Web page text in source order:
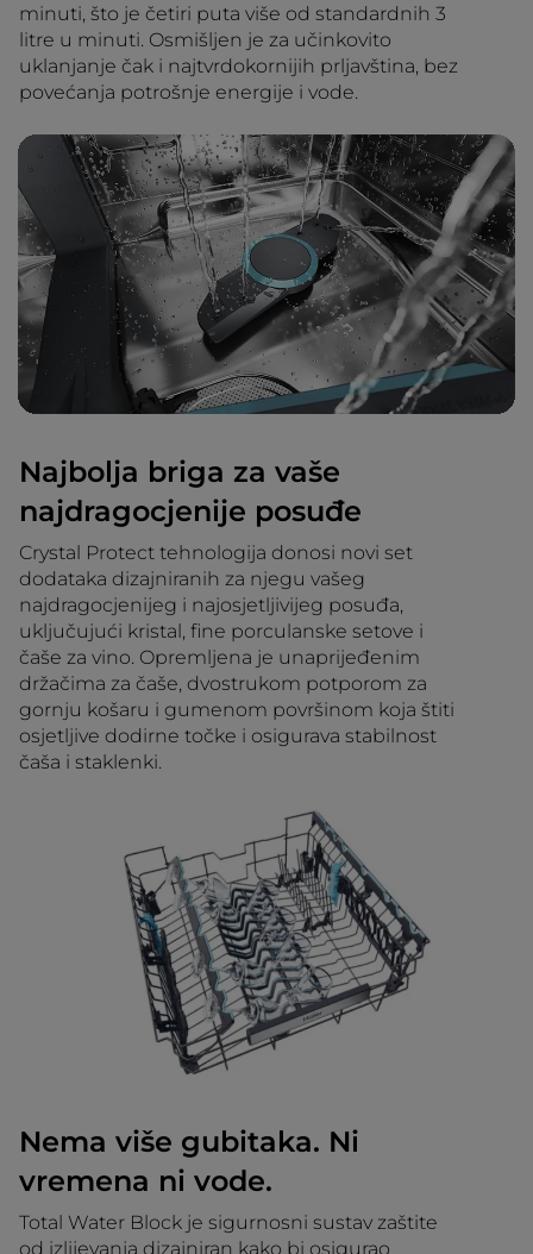
minuti, što je četiri puta više od standardnih 3
litre u minuti. Osmišljen je za učinkovito
uklanjanje čak i najtvrdokornijih prljavština, bez
povećanja potrošnje energije i vode.
Najbolja briga za vaše
najdragocjenije posuđe
Crystal Protect tehnologija donosi novi set
dodataka dizajniranih za njegu vašeg
najdragocjenijeg i najosjetljivijeg posuđa,
uključujući kristal, fine porculanske setove i
čaše za vino. Opremljena je unaprijeđenim
držačima za čaše, dvostrukom potporom za
gornju košaru i gumenom površinom koja štiti
osjetljive dodirne točke i osigurava stabilnost
čaša i staklenki.
Nema više gubitaka. Ni
vremena ni vode.
Total Water Block je sigurnosni sustav zaštite
od izlijevanja dizajniran kako bi osigurao